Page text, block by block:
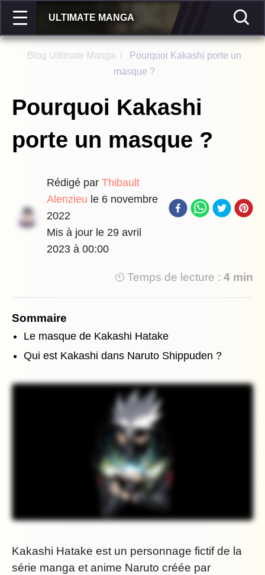
ULTIMATE MANGA
Blog Ultimate Manga /
Pourquoi Kakashi porte un
masque ?
Pourquoi Kakashi
porte un masque ?
Rédigé par Thibault
Alenzieu le 6 novembre
2022
Mis à jour le 29 avril
2023 à 00:00
Temps de lecture : 4 min
Sommaire
Le masque de Kakashi Hatake
Qui est Kakashi dans Naruto Shippuden ?
Kakashi Hatake est un personnage fictif de la
série manga et anime Naruto créée par